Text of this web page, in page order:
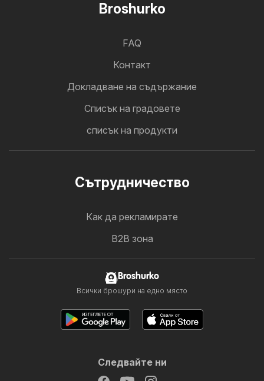
Broshurko
FAQ
Контакт
Докладване на съдържание
Cписък на градовете
списък на продукти
Cътрудничество
Как да рекламирате
B2B зона
Broshurko
Всички брошури на едно място
Следвайте ни